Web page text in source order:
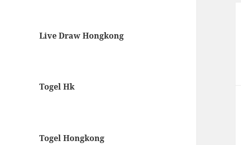
Live Draw Hongkong
Togel Hk
Togel Hongkong